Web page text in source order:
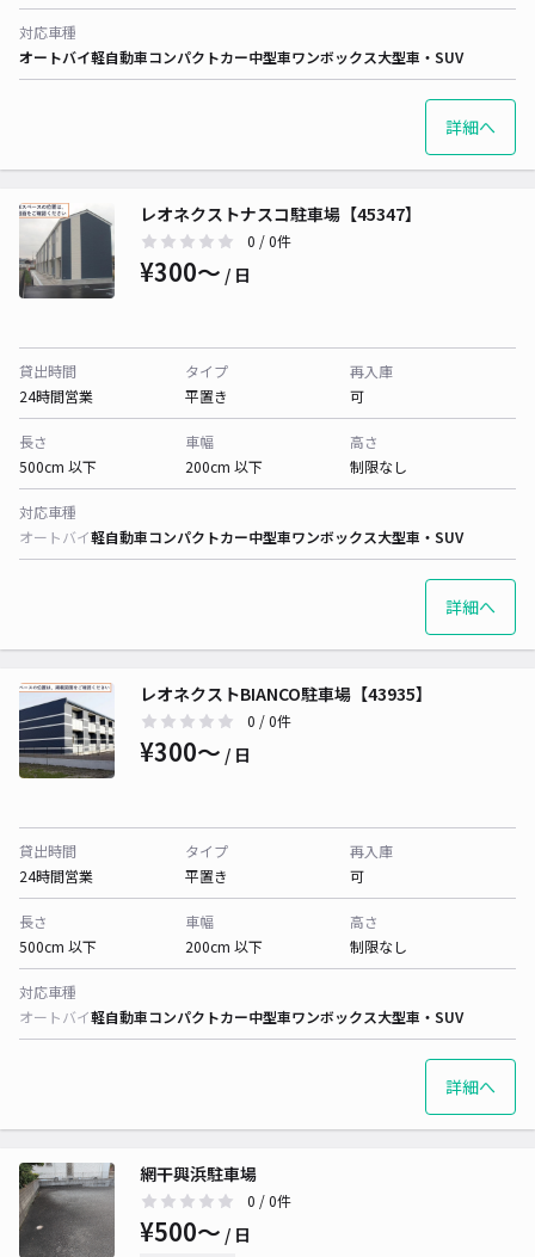
対応車種
オートバイ軽自動車コンパクトカー中型車ワンボックス大型車・SUV
詳細へ
レオネクストナスコ駐車場【45347】
0 / 0件
¥300〜 / 日
貸出時間
24時間営業
タイプ
平置き
再入庫
可
長さ
500cm 以下
車幅
200cm 以下
高さ
制限なし
対応車種
オートバイ軽自動車コンパクトカー中型車ワンボックス大型車・SUV
詳細へ
レオネクストBIANCO駐車場【43935】
0 / 0件
¥300〜 / 日
貸出時間
24時間営業
タイプ
平置き
再入庫
可
長さ
500cm 以下
車幅
200cm 以下
高さ
制限なし
対応車種
オートバイ軽自動車コンパクトカー中型車ワンボックス大型車・SUV
詳細へ
網干興浜駐車場
0 / 0件
¥500〜 / 日